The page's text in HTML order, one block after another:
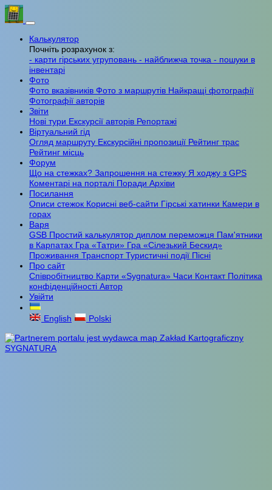
Калькулятор
Почніть розрахунок з:
- карти гірських угруповань - найближча точка - пошуки в
інвентарі
Фото
Фото вказівників Фото з маршрутів Найкращі фотографії
Фотографії авторів
Звіти
Нові тури Екскурсії авторів Репортажі
Віртуальний гід
Огляд маршруту Екскурсійні пропозиції Рейтинг трас
Рейтинг місць
Форум
Що на стежках? Запрошення на стежку Я ходжу з GPS
Коментарі на порталі Поради Архіви
Посилання
Описи стежок Корисні веб-сайти Гірські хатинки Камери в
горах
Варя
GSB Простий калькулятор диплом переможця Пам'ятники
в Карпатах Гра «Татри» Гра «Сілезький Бескид»
Проживання ТранспортТуристичні події Пісні
Про сайт
Співробітництво Карти «Sygnatura» Часи Контакт Політика
конфіденційності Автор
Увійти
English Polski